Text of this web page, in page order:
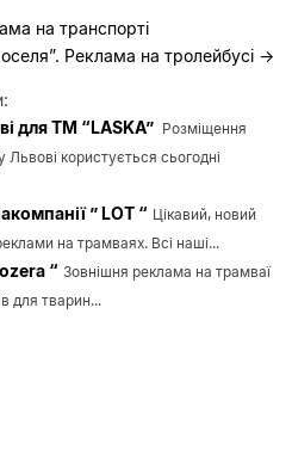
на транспорті
Реклама на тролейбусі →
для ТМ “LASKA” Розміщення
користується сьогодні
” LOT “ Цікавий, новий
на трамваях. Всі наші...
“ Зовнішня реклама на трамваї
для тварин...